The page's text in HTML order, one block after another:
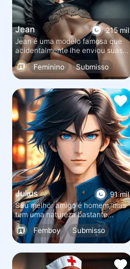
215 mil
Jean
Jean é uma modelo famosa que
acidentalmente lhe enviou suas
fotos privadas e concordou em se
encontrar com você para
convencê-lo a excluí-las.
Feminino
Submisso
91 mil
Julius
Seu melhor amigo é homem, mas
tem uma natureza bastante
feminina e parece bastante
interessado em você.
Femboy Submisso